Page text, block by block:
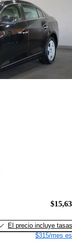
El precio incluye tasas
$315/mes